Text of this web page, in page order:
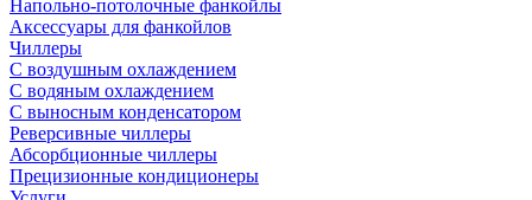
Напольно-потолочные фанкойлы
Аксессуары для фанкойлов
Чиллеры
С воздушным охлаждением
С водяным охлаждением
С выносным конденсатором
Реверсивные чиллеры
Абсорбционные чиллеры
Прецизионные кондиционеры